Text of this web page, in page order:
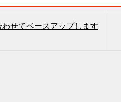
せてベースアップします